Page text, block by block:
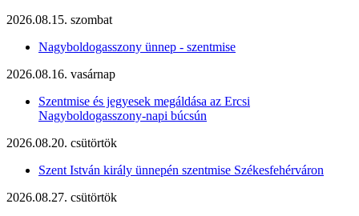
2026.08.15. szombat
Nagyboldogasszony ünnep - szentmise
2026.08.16. vasárnap
Szentmise és jegyesek megáldása az Ercsi
Nagyboldogasszony-napi búcsún
2026.08.20. csütörtök
Szent István király ünnepén szentmise Székesfehérváron
2026.08.27. csütörtök